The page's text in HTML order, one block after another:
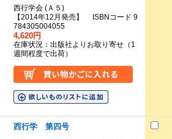
西行学会 (Ａ５)
【2014年12月発売】 ISBNコード 9
784305004055
4,620円
在庫状況：出版社よりお取り寄せ（1
週間程度で出荷）
西行学 第四号